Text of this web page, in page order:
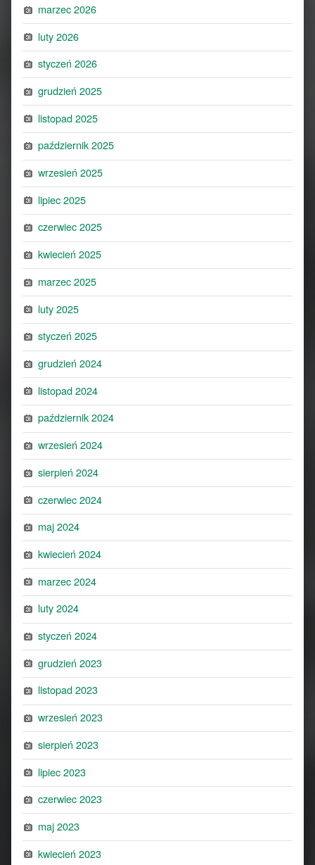
marzec 2026
luty 2026
styczeń 2026
grudzień 2025
listopad 2025
październik 2025
wrzesień 2025
lipiec 2025
czerwiec 2025
kwiecień 2025
marzec 2025
luty 2025
styczeń 2025
grudzień 2024
listopad 2024
październik 2024
wrzesień 2024
sierpień 2024
czerwiec 2024
maj 2024
kwiecień 2024
marzec 2024
luty 2024
styczeń 2024
grudzień 2023
listopad 2023
wrzesień 2023
sierpień 2023
lipiec 2023
czerwiec 2023
maj 2023
kwiecień 2023